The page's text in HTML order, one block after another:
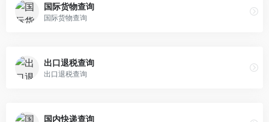
国际货物查询
国际货物查询
出口退税查询
出口退税查询
国内快递查询